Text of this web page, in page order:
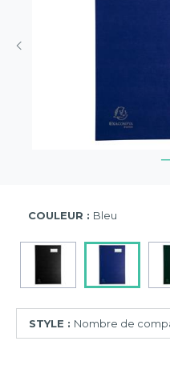
COULEUR : Bleu
STYLE : Nombre de